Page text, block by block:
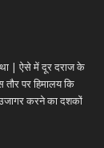
था | ऐसे में दूर दराज के
तौर पर हिमालय कि
करने का दशकों